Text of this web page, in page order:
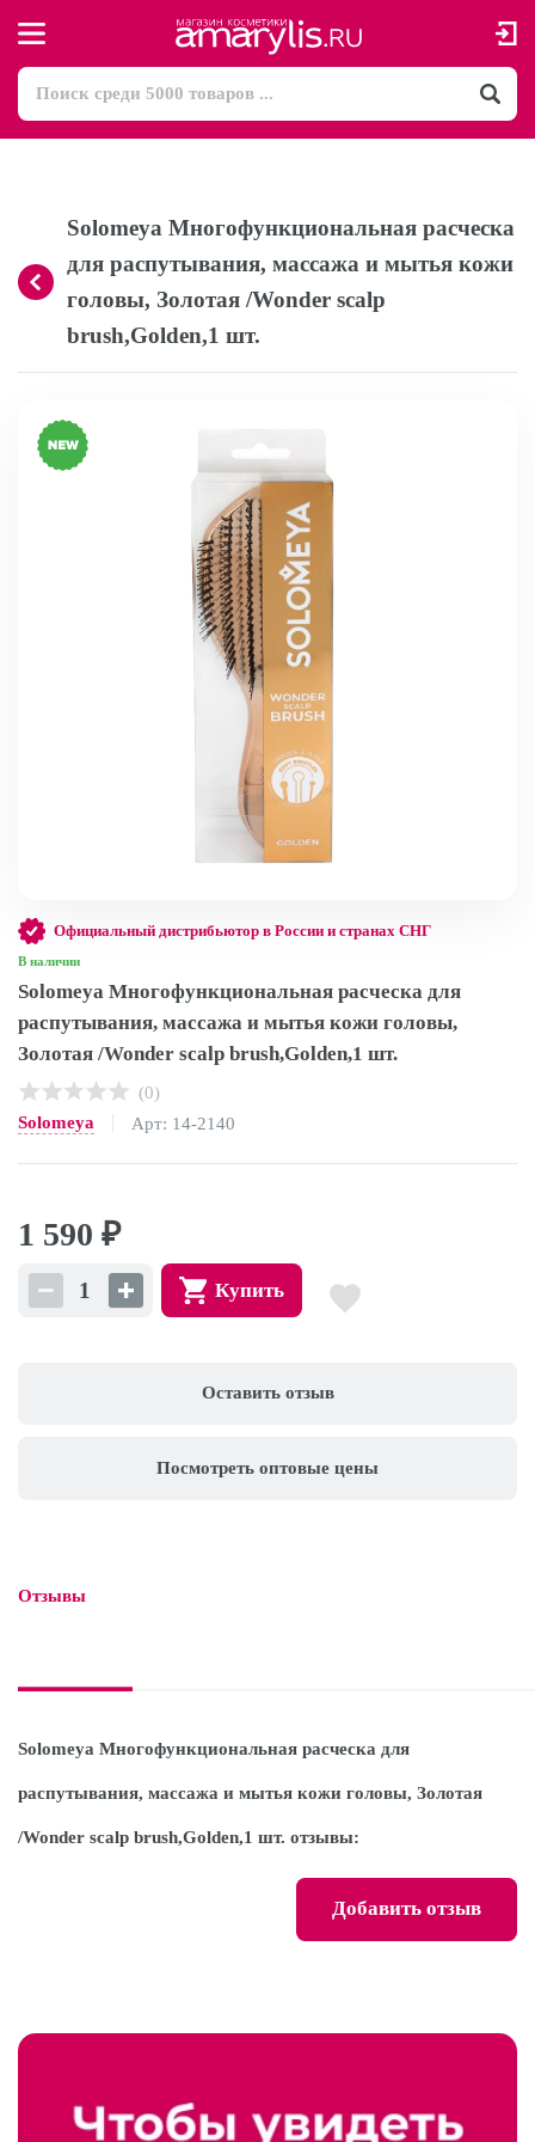
Solomeya Многофункциональная расческа
для распутывания, массажа и мытья кожи
головы, Золотая /Wonder scalp
brush,Golden,1 шт.
Оставить отзыв
Посмотреть оптовые цены
Официальный дистрибьютор в России и странах СНГ
В наличии
Solomeya Многофункциональная расческа для
распутывания, массажа и мытья кожи головы,
Золотая /Wonder scalp brush,Golden,1 шт.
(0)
Solomeya
Арт: 14-2140
1 590 ₽
Купить
Отзывы
Solomeya Многофункциональная расческа для
распутывания, массажа и мытья кожи головы, Золотая
/Wonder scalp brush,Golden,1 шт. отзывы:
Добавить отзыв